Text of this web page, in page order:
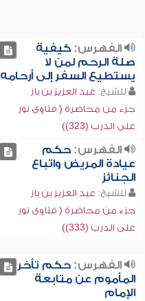
الفهرس:كيفية
صلة الرحم لمن لا
يستطيع السفر إلى أرحامه
للشيخ: عبد العزيز بن باز
جزء من محاضرة ( فتاوى نور
على الدرب (323))
الفهرس:حكم
عيادة المريض واتباع
الجنائز
للشيخ: عبد العزيز بن باز
جزء من محاضرة ( فتاوى نور
على الدرب (333))
الفهرس:حكم تأخر
المأموم عن متابعة
الإمام